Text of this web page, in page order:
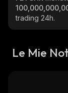
trading 24h.
Le Mie